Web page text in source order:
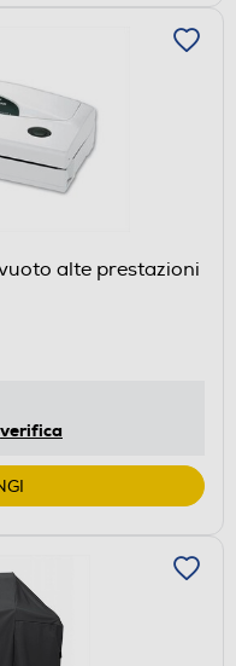
alte prestazioni
verifica